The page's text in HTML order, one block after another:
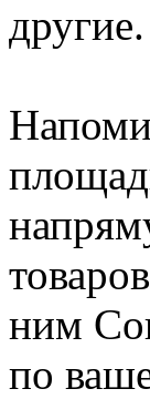
другие.
ним
по